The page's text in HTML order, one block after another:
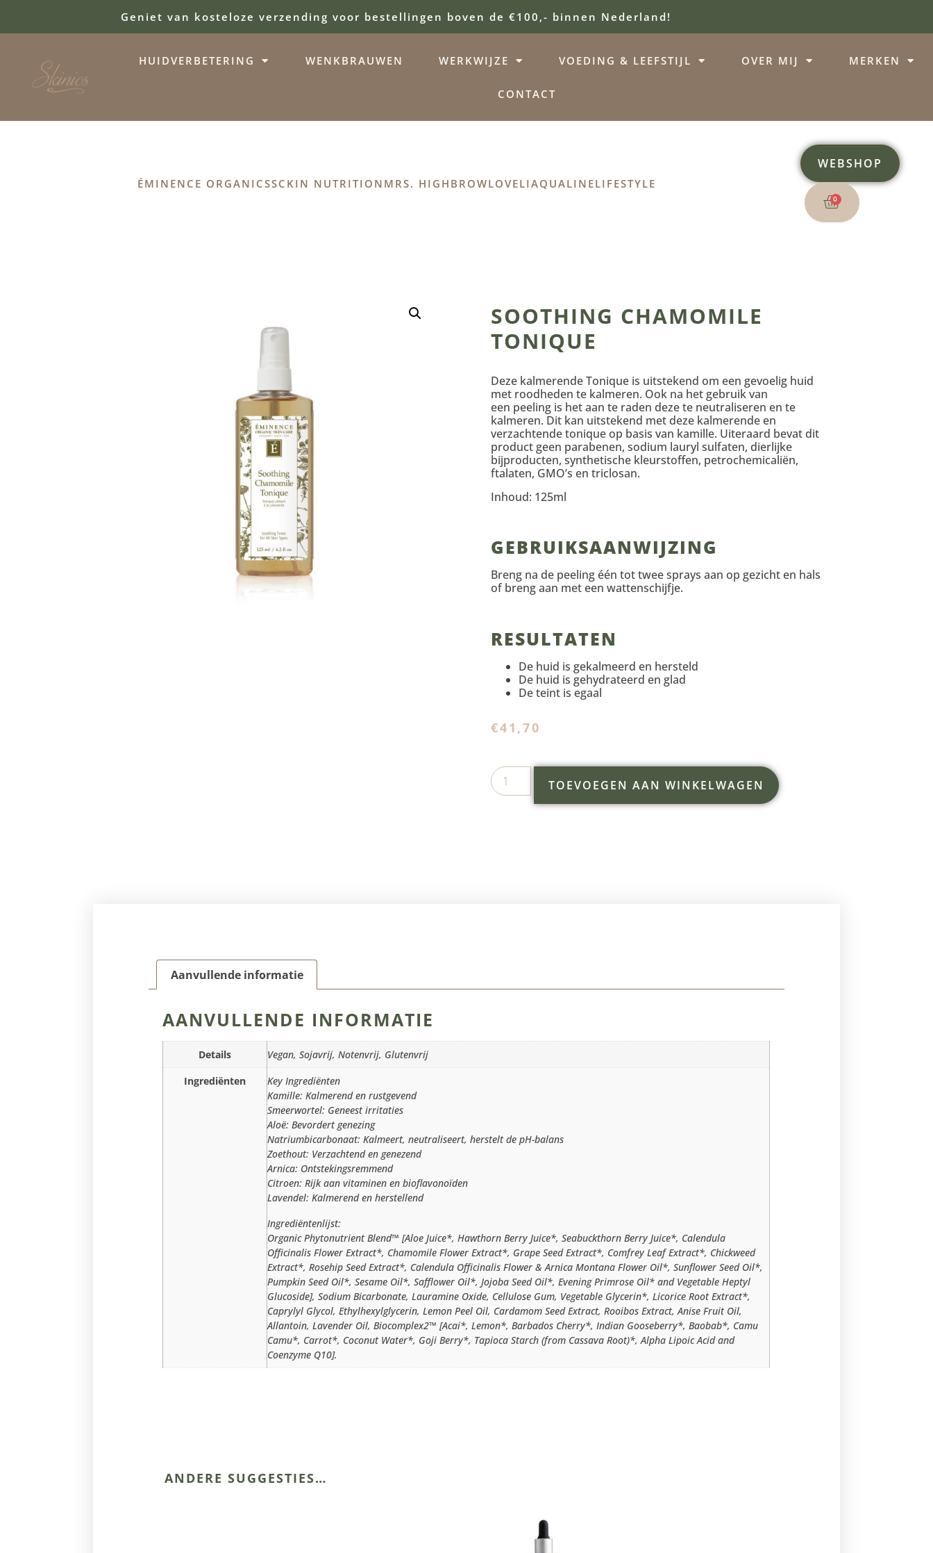
Geniet van kosteloze verzending voor bestellingen boven de €100,- binnen Nederland!
HUIDVERBETERING WENKBRAUWEN WERKWIJZE VOEDING & LEEFSTIJL OVER MIJ MERKEN
CONTACT
ÉMINENCE ORGANICSSCKIN NUTRITION MRS. HIGHBROWLOVELIAQUALINELIFESTYLE
WEBSHOP
0
SOOTHING CHAMOMILE
TONIQUE
Deze kalmerende Tonique is uitstekend om een gevoelig huid
met roodheden te kalmeren. Ook na het gebruik van
een peeling is het aan te raden deze te neutraliseren en te
kalmeren. Dit kan uitstekend met deze kalmerende en
verzachtende tonique op basis van kamille. Uiteraard bevat dit
product geen parabenen, sodium lauryl sulfaten, dierlijke
bijproducten, synthetische kleurstoffen, petrochemicaliën,
ftalaten, GMO’s en triclosan.
Inhoud: 125ml
GEBRUIKSAANWIJZING
Breng na de peeling één tot twee sprays aan op gezicht en hals
of breng aan met een wattenschijfje.
RESULTATEN
De huid is gekalmeerd en hersteld
De huid is gehydrateerd en glad
De teint is egaal
€41,70
TOEVOEGEN AAN WINKELWAGEN
Aanvullende informatie
AANVULLENDE INFORMATIE
Details
Vegan, Sojavrij, Notenvrij, Glutenvrij
Ingrediënten
Key Ingrediënten
Kamille: Kalmerend en rustgevend
Smeerwortel: Geneest irritaties
Aloë: Bevordert genezing
Natriumbicarbonaat: Kalmeert, neutraliseert, herstelt de pH-balans
Zoethout: Verzachtend en genezend
Arnica: Ontstekingsremmend
Citroen: Rijk aan vitaminen en bioflavonoïden
Lavendel: Kalmerend en herstellend
Ingrediëntenlijst:
Organic Phytonutrient Blend™ [Aloe Juice*, Hawthorn Berry Juice*, Seabuckthorn Berry Juice*, Calendula
Officinalis Flower Extract*, Chamomile Flower Extract*, Grape Seed Extract*, Comfrey Leaf Extract*, Chickweed
Extract*, Rosehip Seed Extract*, Calendula Officinalis Flower & Arnica Montana Flower Oil*, Sunflower Seed Oil*,
Pumpkin Seed Oil*, Sesame Oil*, Safflower Oil*, Jojoba Seed Oil*, Evening Primrose Oil* and Vegetable Heptyl
Glucoside], Sodium Bicarbonate, Lauramine Oxide, Cellulose Gum, Vegetable Glycerin*, Licorice Root Extract*,
Caprylyl Glycol, Ethylhexylglycerin, Lemon Peel Oil, Cardamom Seed Extract, Rooibos Extract, Anise Fruit Oil,
Allantoin, Lavender Oil, Biocomplex2™ [Acai*, Lemon*, Barbados Cherry*, Indian Gooseberry*, Baobab*, Camu
Camu*, Carrot*, Coconut Water*, Goji Berry*, Tapioca Starch (from Cassava Root)*, Alpha Lipoic Acid and
Coenzyme Q10].
ANDERE SUGGESTIES…